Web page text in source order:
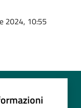
2024, 10:55